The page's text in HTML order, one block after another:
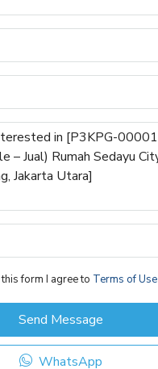
form I agree to Terms of Use
Send Message
WhatsApp